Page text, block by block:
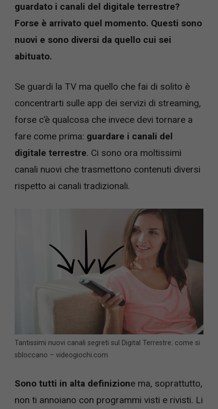
guardato i canali del digitale terrestre?
Forse è arrivato quel momento. Questi sono
nuovi e sono diversi da quello cui sei
abituato.
Se guardi la TV ma quello che fai di solito è
concentrarti sulle app dei servizi di streaming,
forse c’è qualcosa che invece devi tornare a
fare come prima: guardare i canali del
digitale terrestre. Ci sono ora moltissimi
canali nuovi che trasmettono contenuti diversi
rispetto ai canali tradizionali.
Tantissimi nuovi canali segreti sul Digital Terrestre: come si
sbloccano – videogiochi.com
Sono tutti in alta definizione ma, soprattutto,
non ti annoiano con programmi visti e rivisti. Li